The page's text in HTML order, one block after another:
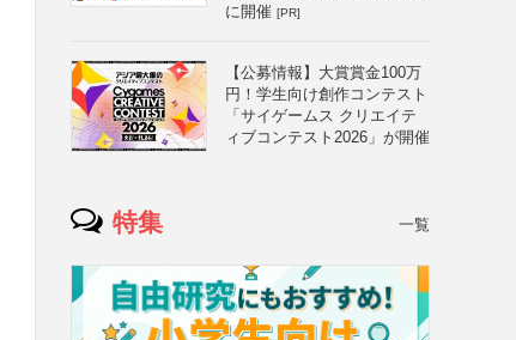
に開催 [PR]
【公募情報】大賞賞金100万
円！学生向け創作コンテスト
「サイゲームス クリエイテ
ィブコンテスト2026」が開催
特集 一覧